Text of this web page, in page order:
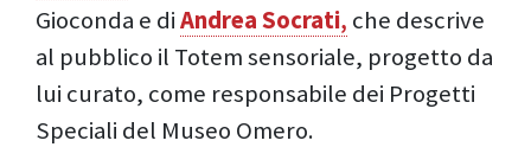
Gioconda e diAndrea Socrati, che descrive
al pubblico il Totem sensoriale, progetto da
lui curato, come responsabile dei Progetti
Speciali del Museo Omero.